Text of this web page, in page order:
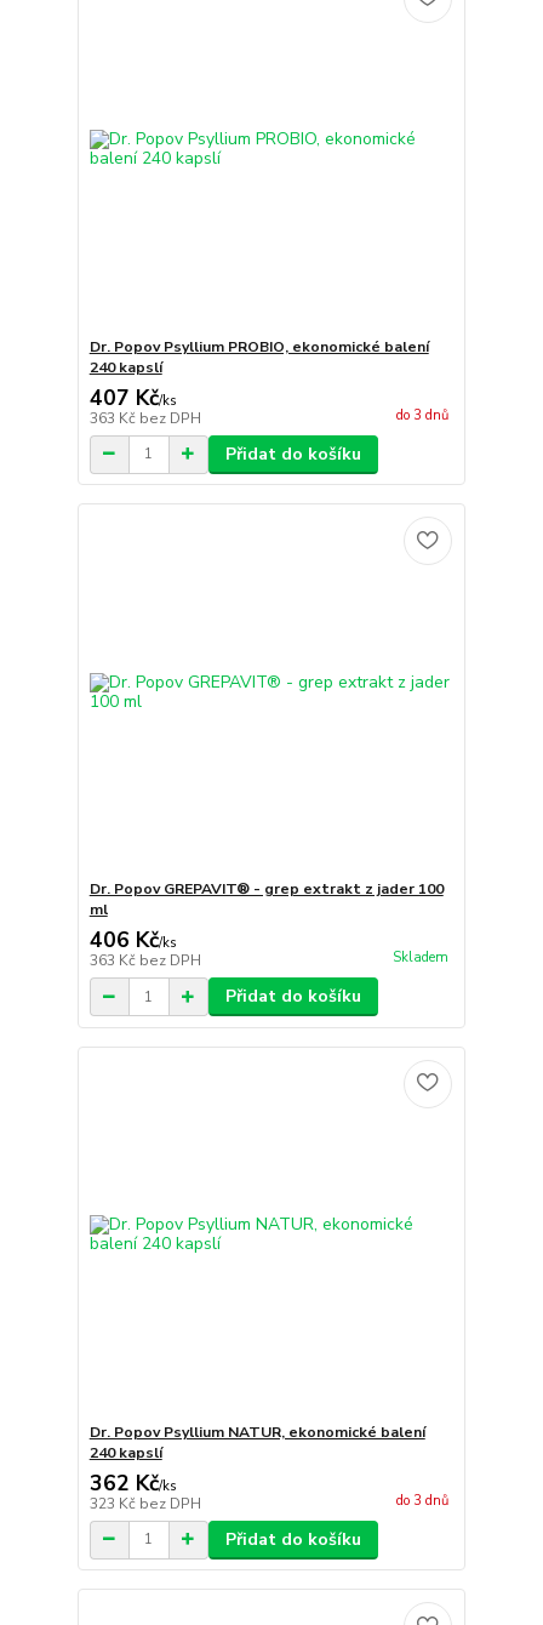
Dr. Popov Psyllium PROBIO, ekonomické balení
240 kapslí
407 Kč/ks
363 Kč bez DPH do 3 dnů
Přidat do košíku
Dr. Popov GREPAVIT® - grep extrakt z jader 100
ml
406 Kč/ks
363 Kč bez DPH Skladem
Přidat do košíku
Dr. Popov Psyllium NATUR, ekonomické balení
240 kapslí
362 Kč/ks
323 Kč bez DPH do 3 dnů
Přidat do košíku